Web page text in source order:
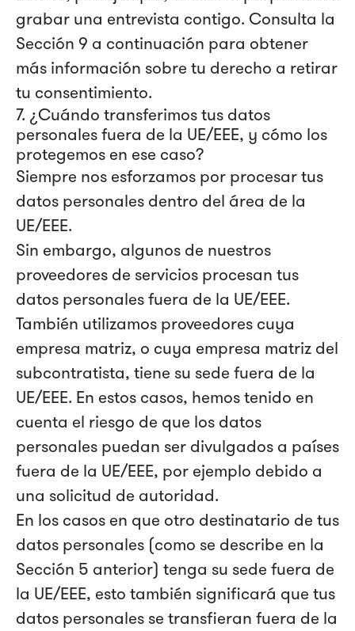
grabar una entrevista contigo. Consulta la
Sección 9 a continuación para obtener
más información sobre tu derecho a retirar
tu consentimiento.
7. ¿Cuándo transferimos tus datos
personales fuera de la UE/EEE, y cómo los
protegemos en ese caso?
Siempre nos esforzamos por procesar tus
datos personales dentro del área de la
UE/EEE.
Sin embargo, algunos de nuestros
proveedores de servicios procesan tus
datos personales fuera de la UE/EEE.
También utilizamos proveedores cuya
empresa matriz, o cuya empresa matriz del
subcontratista, tiene su sede fuera de la
UE/EEE. En estos casos, hemos tenido en
cuenta el riesgo de que los datos
personales puedan ser divulgados a países
fuera de la UE/EEE, por ejemplo debido a
una solicitud de autoridad.
En los casos en que otro destinatario de tus
datos personales (como se describe en la
Sección 5 anterior) tenga su sede fuera de
la UE/EEE, esto también significará que tus
datos personales se transfieran fuera de la